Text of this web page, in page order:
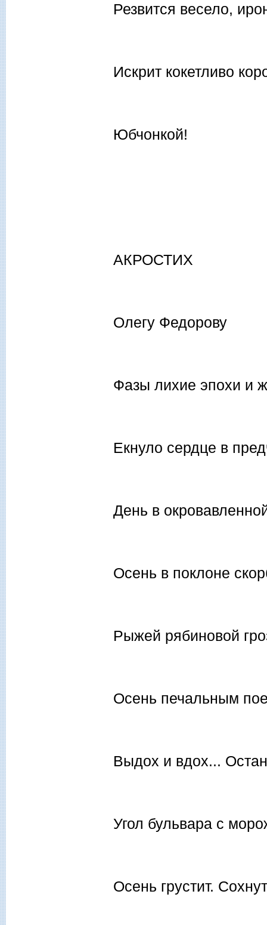
Резвится весело,
Искрит кокетливо
Юбчонкой!
АКРОСТИХ
Олегу Федорову
Фазы лихие эпохи и
Екнуло сердце в
День в
Осень в поклоне
Рыжей рябиновой
Осень печальным
Выдох и вдох...
Угол бульвара с
Осень грустит.